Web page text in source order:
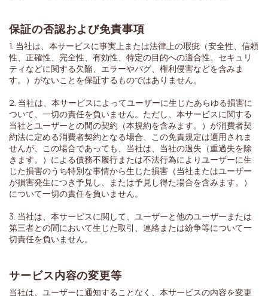
保証の否認および免責事項
1. 当社は、本サービスに事実上または法律上の瑕疵（安全性、信頼
性、正確性、完全性、有効性、特定の目的への適合性、セキュリ
ティなどに関する欠陥、エラーやバグ、権利侵害などを含みま
す。）がないことを保証するものではありません。
2. 当社は、本サービスによってユーザーに生じたあらゆる損害に
ついて、一切の責任を負いません。ただし、本サービスに関する
当社とユーザーとの間の契約（本規約を含みます。）が消費者契
約法に定める消費者契約となる場合、この免責規定は適用されま
せんが、この場合であっても、当社は、当社の過失（重過失を除
きます。）による債務不履行または不法行為によりユーザーに生
じた損害のうち特別な事情から生じた損害（当社またはユーザー
が損害発生につき予見し、または予見し得た場合を含みます。）
について一切の責任を負いません。
3. 当社は、本サービスに関して、ユーザーと他のユーザーまたは
第三者との間において生じた取引、連絡または紛争等について一
切責任を負いません。
サービス内容の変更等
当社は、ユーザーに通知することなく、本サービスの内容を変更